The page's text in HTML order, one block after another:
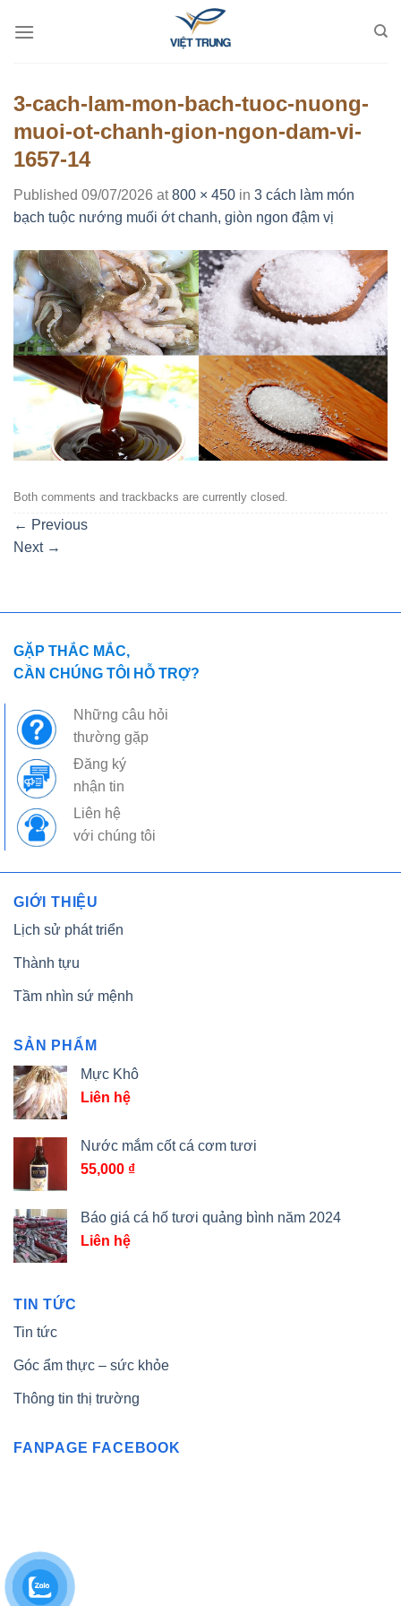
3-cach-lam-mon-bach-tuoc-nuong-
muoi-ot-chanh-gion-ngon-dam-vi-
1657-14
Published 09/07/2026 at800 × 450 in 3 cách làm món
bạch tuộc nướng muối ớt chanh, giòn ngon đậm vị
Both comments and trackbacks are currently closed.
← Previous
Next →
GẶP THẮC MẮC,
CẦN CHÚNG TÔI HỖ TRỢ?
Những câu hỏi
thường gặp
Đăng ký
nhận tin
Liên hệ
với chúng tôi
GIỚI THIỆU
Lịch sử phát triển
Thành tựu
Tầm nhìn sứ mệnh
SẢN PHẨM
Mực Khô
Liên hệ
Nước mắm cốt cá cơm tươi
55,000 ₫
Báo giá cá hố tươi quảng bình năm 2024
Liên hệ
TIN TỨC
Tin tức
Góc ẩm thực – sức khỏe
Thông tin thị trường
FANPAGE FACEBOOK